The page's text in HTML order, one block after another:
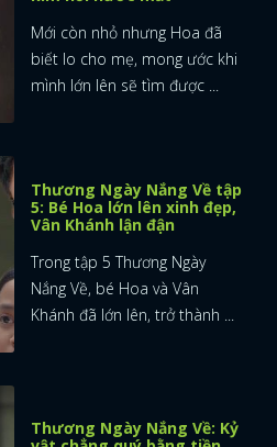
NHẬP
Mới còn nhỏ nhưng Hoa đã
biết lo cho mẹ, mong ước khi
mình lớn lên sẽ tìm được ...
Thương Ngày Nắng Về tập
5: Bé Hoa lớn lên xinh đẹp,
Vân Khánh lận đận
Trong tập 5 Thương Ngày
Nắng Về, bé Hoa và Vân
Khánh đã lớn lên, trở thành ...
Thương Ngày Nắng Về: Kỷ